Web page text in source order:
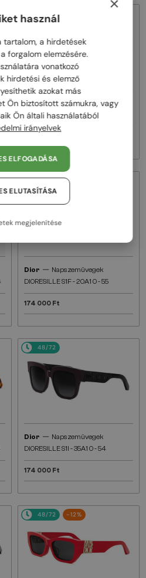
48/72
Dior—Napszemüvegek
DIORB23 S4I - 64A0 V - 56
48/72
Dior — Napszemüvegek
DIORESILLE S1F - 20A1 O - 55
174 000 Ft
48/72
Dior — Napszemüvegek
DIORESILLE S1I - 35A1 O - 54
174 000 Ft
48/72 -12%
használ
tartalom, a hirdetések
forgalom elemzésére.
vonatkozó
hirdetési és elemző
azokat más
Ön biztosított számukra, vagy
Ön általi használatából
irányelvek
ELFOGADÁSA
ELUTASÍTÁSA
megjelenítése